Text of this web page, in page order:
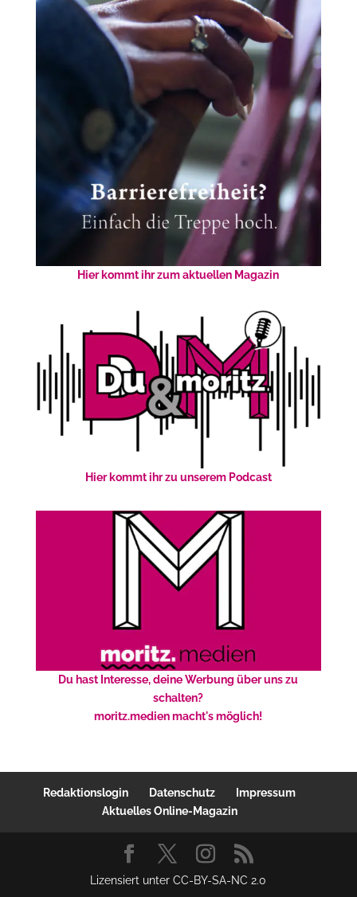
Hier kommt ihr zum aktuellen Magazin
Hier kommt ihr zu unserem Podcast
Du hast Interesse, deine Werbung über uns zu
schalten?
moritz.medien macht's möglich!
Redaktionslogin Datenschutz
Impressum
Aktuelles Online-Magazin
Lizensiert unter CC-BY-SA-NC 2.0